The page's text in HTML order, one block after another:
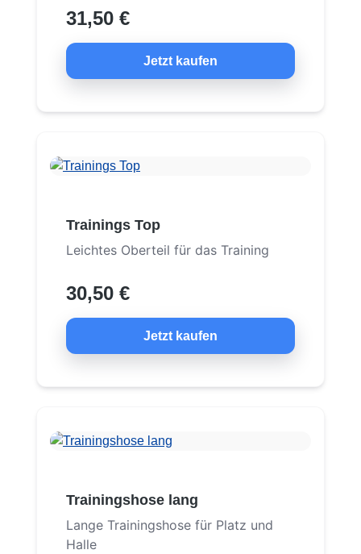
31,50 €
Jetzt kaufen
Trainings Top
Leichtes Oberteil für das Training
30,50 €
Jetzt kaufen
Trainingshose lang
Lange Trainingshose für Platz und
Halle